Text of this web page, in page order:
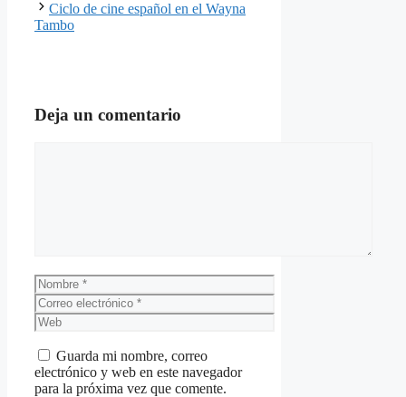
Ciclo de cine español en el Wayna
Tambo
Deja un comentario
Nombre
Correo
electrónico
Web
Guarda mi nombre, correo
electrónico y web en este navegador
para la próxima vez que comente.